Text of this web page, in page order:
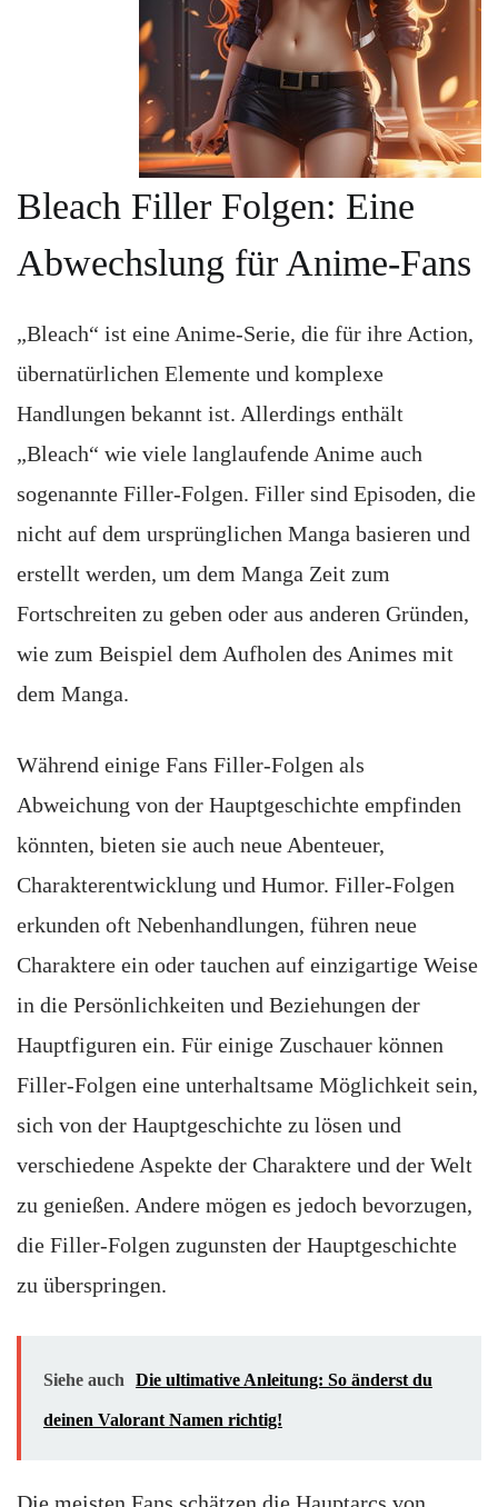
Bleach Filler Folgen: Eine
Abwechslung für Anime-Fans
„Bleach“ ist eine Anime-Serie, die für ihre Action,
übernatürlichen Elemente und komplexe
Handlungen bekannt ist. Allerdings enthält
„Bleach“ wie viele langlaufende Anime auch
sogenannte Filler-Folgen. Filler sind Episoden, die
nicht auf dem ursprünglichen Manga basieren und
erstellt werden, um dem Manga Zeit zum
Fortschreiten zu geben oder aus anderen Gründen,
wie zum Beispiel dem Aufholen des Animes mit
dem Manga.
Während einige Fans Filler-Folgen als
Abweichung von der Hauptgeschichte empfinden
könnten, bieten sie auch neue Abenteuer,
Charakterentwicklung und Humor. Filler-Folgen
erkunden oft Nebenhandlungen, führen neue
Charaktere ein oder tauchen auf einzigartige Weise
in die Persönlichkeiten und Beziehungen der
Hauptfiguren ein. Für einige Zuschauer können
Filler-Folgen eine unterhaltsame Möglichkeit sein,
sich von der Hauptgeschichte zu lösen und
verschiedene Aspekte der Charaktere und der Welt
zu genießen. Andere mögen es jedoch bevorzugen,
die Filler-Folgen zugunsten der Hauptgeschichte
zu überspringen.
Siehe auch Die ultimative Anleitung: So änderst du
deinen Valorant Namen richtig!